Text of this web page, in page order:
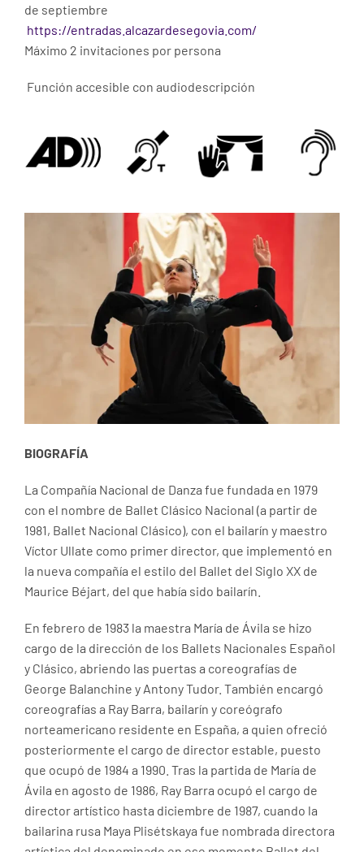
de septiembre
https://entradas.alcazardesegovia.com/
Máximo 2 invitaciones por persona
Función accesible con audiodescripción
BIOGRAFÍA
La Compañía Nacional de Danza fue fundada en 1979
con el nombre de Ballet Clásico Nacional (a partir de
1981, Ballet Nacional Clásico), con el bailarín y maestro
Víctor Ullate como primer director, que implementó en
la nueva compañía el estilo del Ballet del Siglo XX de
Maurice Béjart, del que había sido bailarín.
En febrero de 1983 la maestra María de Ávila se hizo
cargo de la dirección de los Ballets Nacionales Español
y Clásico, abriendo las puertas a coreografías de
George Balanchine y Antony Tudor. También encargó
coreografías a Ray Barra, bailarín y coreógrafo
norteamericano residente en España, a quien ofreció
posteriormente el cargo de director estable, puesto
que ocupó de 1984 a 1990. Tras la partida de María de
Ávila en agosto de 1986, Ray Barra ocupó el cargo de
director artístico hasta diciembre de 1987, cuando la
bailarina rusa Maya Plisétskaya fue nombrada directora